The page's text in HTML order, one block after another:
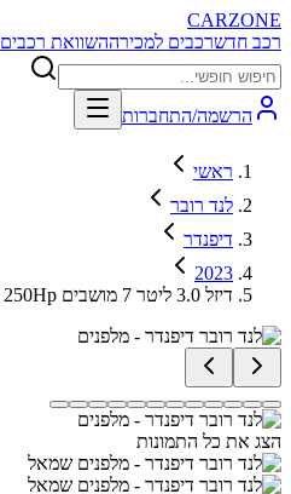
CARZONE
רכב חדשרכבים למכירההשוואת רכבים
הרשמה/התחברות
ראשי
לנד רובר
דיפנדר
2023
SE 250Hp דיזל 3.0 ליטר 7 מושבים
הצג את כל התמונות